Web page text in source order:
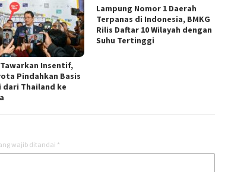
Insentif,
Pindahkan Basis
dari Thailand ke
Lampung Nomor 1 Daerah
Terpanas di Indonesia, BMKG
Rilis Daftar 10 Wilayah dengan
Suhu Tertinggi
wajib ditandai *